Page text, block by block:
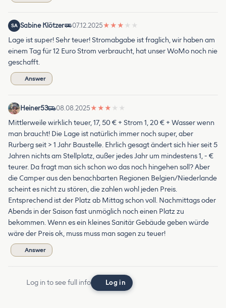
SA Sabine Klötzer 07.12.2025★ ★ ★ ★ ★
Lage ist super! Sehr teuer! Stromabgabe ist fraglich, wir haben am
einem Tag für 12 Euro Strom verbraucht, hat unser WoMo noch nie
geschafft.
Answer
Heiner53 08.08.2025★ ★ ★ ★ ★
Mittlerweile wirklich teuer, 17, 50 € + Strom 1, 20 € + Wasser wenn
man braucht! Die Lage ist natürlich immer noch super, aber
Rurberg seit > 1 Jahr Baustelle. Ehrlich gesagt ändert sich hier seit 5
Jahren nichts am Stellplatz, außer jedes Jahr um mindestens 1, - €
teurer. Da fragt man sich schon wo das noch hingehen soll? Aber
die Camper aus den benachbarten Regionen Belgien/Niederlande
scheint es nicht zu stören, die zahlen wohl jeden Preis.
Entsprechend ist der Platz ab Mittag schon voll. Nachmittags oder
Abends in der Saison fast unmöglich noch einen Platz zu
bekommen. Wenn es ein kleines Sanitär Gebäude geben würde
wäre der Preis ok, muss muss man sagen zu teuer!
Answer
Log in to see full info Log in